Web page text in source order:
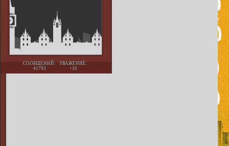
СООБЩЕНИЙ:
41793
УВАЖЕНИЕ:
+10